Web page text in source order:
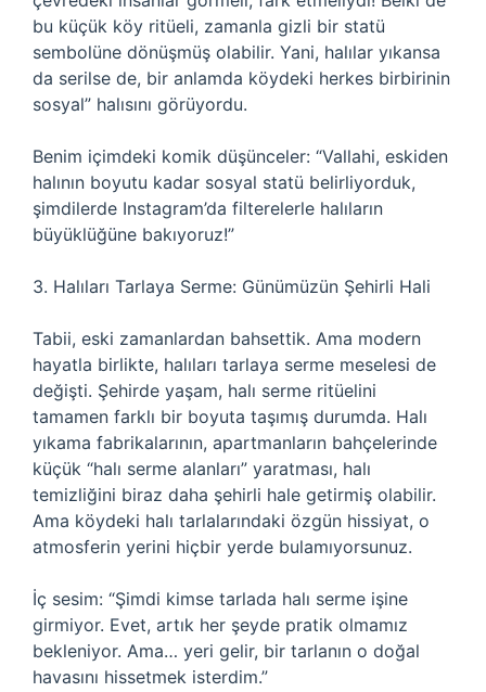
bu küçük köy ritüeli, zamanla gizli bir statü
sembolüne dönüşmüş olabilir. Yani, halılar yıkansa
da serilse de, bir anlamda köydeki herkes birbirinin
sosyal” halısını görüyordu.
Benim içimdeki komik düşünceler: “Vallahi, eskiden
halının boyutu kadar sosyal statü belirliyorduk,
şimdilerde Instagram’da filterelerle halıların
büyüklüğüne bakıyoruz!”
3. Halıları Tarlaya Serme: Günümüzün Şehirli Hali
Tabii, eski zamanlardan bahsettik. Ama modern
hayatla birlikte, halıları tarlaya serme meselesi de
değişti. Şehirde yaşam, halı serme ritüelini
tamamen farklı bir boyuta taşımış durumda. Halı
yıkama fabrikalarının, apartmanların bahçelerinde
küçük “halı serme alanları” yaratması, halı
temizliğini biraz daha şehirli hale getirmiş olabilir.
Ama köydeki halı tarlalarındaki özgün hissiyat, o
atmosferin yerini hiçbir yerde bulamıyorsunuz.
İç sesim: “Şimdi kimse tarlada halı serme işine
girmiyor. Evet, artık her şeyde pratik olmamız
bekleniyor. Ama… yeri gelir, bir tarlanın o doğal
havasını hissetmek isterdim.”